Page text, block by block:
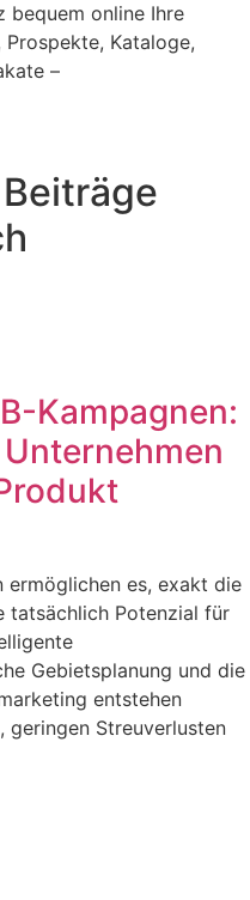
bequem online Ihre
Kataloge,
–
Kampagnen:
ermöglichen es, exakt die
tatsächlich Potenzial für
Gebietsplanung und die
entstehen
geringen Streuverlusten